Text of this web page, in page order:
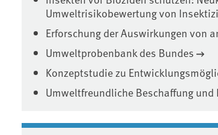
Umweltrisikobewertung von
Erforschung der Auswirkungen von
Umweltprobenbank des Bundes
Konzeptstudie zu
Umweltfreundliche Beschaffung